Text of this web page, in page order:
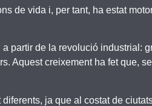
de vida i, per tant, ha estat
partir de la revolució industrial:
Aquest creixement ha fet que,
ja que al costat de